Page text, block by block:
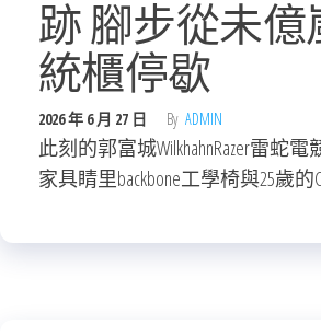
跡 腳步從未億
統櫃停歇
2026 年 6 月 27 日 By ADMIN
此刻的郭富城WilkhahnRazer雷蛇
家具睛里backbone工學椅與25歲的